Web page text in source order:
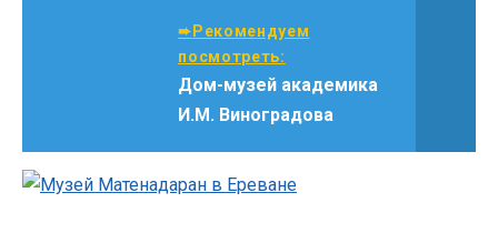
➨Рекомендуем
посмотреть:
Дом-музей академика
И.М. Виноградова